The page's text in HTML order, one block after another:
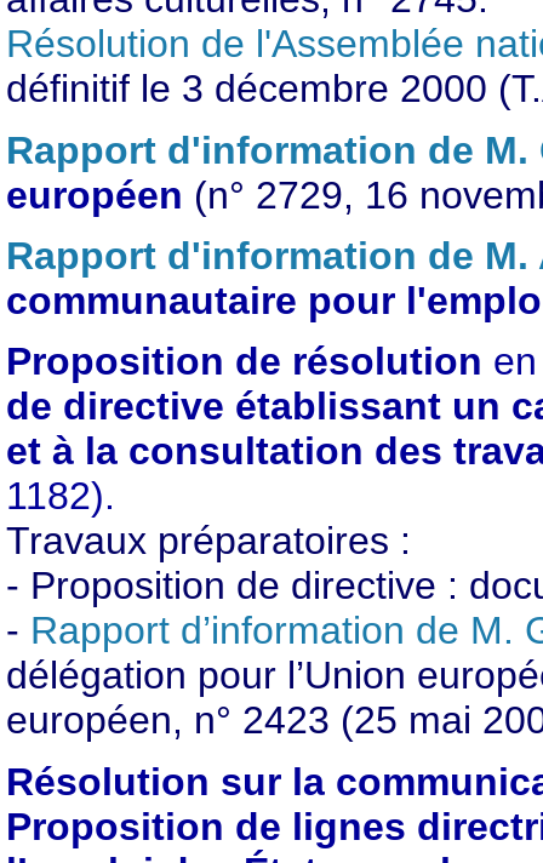
Résolution de l'Assemblée
définitif le 3 décembre 2000
Rapport d'information de M.
européen (n° 2729, 16
Rapport d'information de M.
communautaire pour
Proposition de résolution
de directive établissant un
et à la consultation des
1182).
Travaux préparatoires :
- Proposition de directive :
- Rapport d’information de M.
délégation pour l’Union
européen, n° 2423 (25 mai
Résolution sur la
Proposition de lignes